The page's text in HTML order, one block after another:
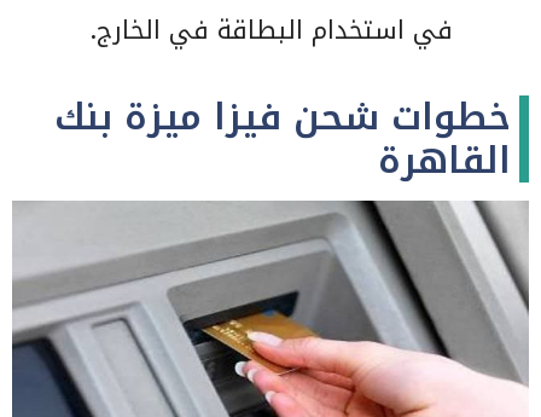
في استخدام البطاقة في الخارج.
خطوات شحن فيزا ميزة بنك
القاهرة